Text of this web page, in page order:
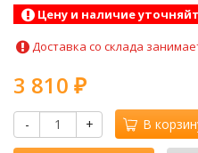
Цену и наличие
Доставка со склада
3 810 ₽
- + В